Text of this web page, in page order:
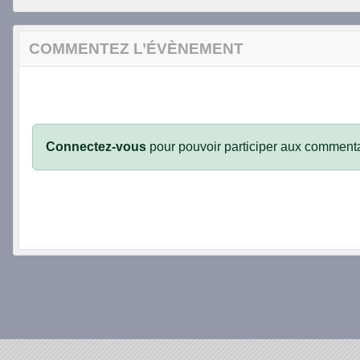
COMMENTEZ L’ÉVÈNEMENT
Connectez-vous pour pouvoir participer aux